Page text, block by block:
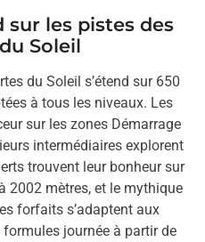
sur les pistes des
Soleil
du Soleil s’étend sur 650
à tous les niveaux. Les
sur les zones Démarrage
intermédiaires explorent
trouvent leur bonheur sur
2002 mètres, et le mythique
forfaits s’adaptent aux
journée à partir de